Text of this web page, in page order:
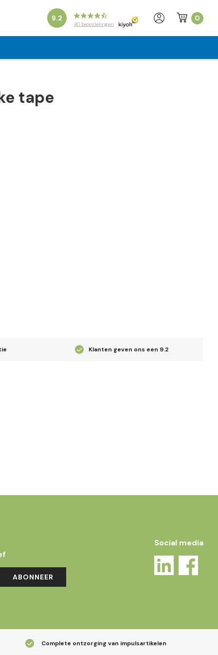
9.2
40 beoordelingen
0
tape
Klanten geven ons een 9.2
ABONNEER
Social media
Complete ontzorging van impulsartikelen